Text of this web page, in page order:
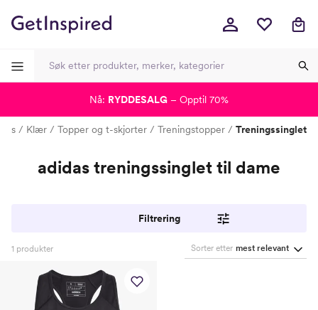
Klær Topper og t-skjorter Treningstopper Treningssinglet
adidas treningssinglet til dame
Filtrering
1 produkter Sorter etter mest relevant
Nå: RYDDESALG – Opptil 70%
-
-
-
-